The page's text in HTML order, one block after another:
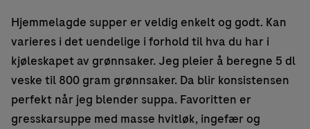
Hjemmelagde supper er veldig enkelt og godt. Kan
varieres i det uendelige i forhold til hva du har i
kjøleskapet av grønnsaker. Jeg pleier å beregne 5 dl
veske til 800 gram grønnsaker. Da blir konsistensen
perfekt når jeg blender suppa. Favoritten er
gresskarsuppe med masse hvitløk, ingefær og